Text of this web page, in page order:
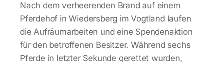
Nach dem verheerenden Brand auf einem
Pferdehof in Wiedersberg im Vogtland laufen
die Aufräumarbeiten und eine Spendenaktion
für den betroffenen Besitzer. Während sechs
Pferde in letzter Sekunde gerettet wurden,